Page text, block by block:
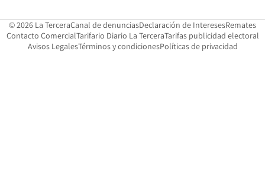
© 2026 La TerceraCanal de denunciasOpens in new window
Declaración de InteresesOpens in
Remates
Contacto ComercialOpens in new window
Tarifario Diario La TerceraOpens in new window
Tarifas publicidad electoral
Avisos LegalesOpens in new window
Términos y condicionesPolíticas de privacidad